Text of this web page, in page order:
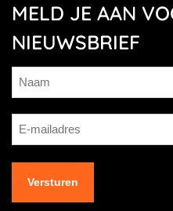
MELD JE AAN
NIEUWSBRIEF